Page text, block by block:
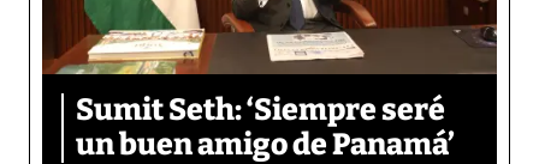
Sumit Seth: ‘Siempre seré
un buen amigo de Panamá’